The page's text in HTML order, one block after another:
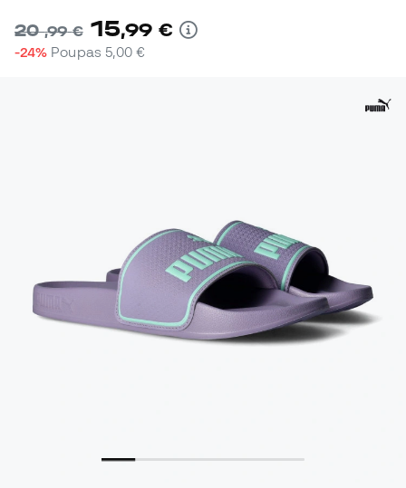
20,99 € 15,99 €
-24% Poupas 5,00 €